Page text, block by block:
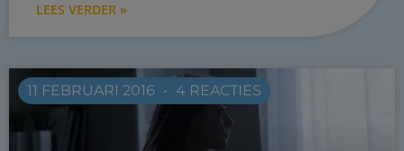
LEES VERDER »
11 FEBRUARI 2016 4 REACTIES